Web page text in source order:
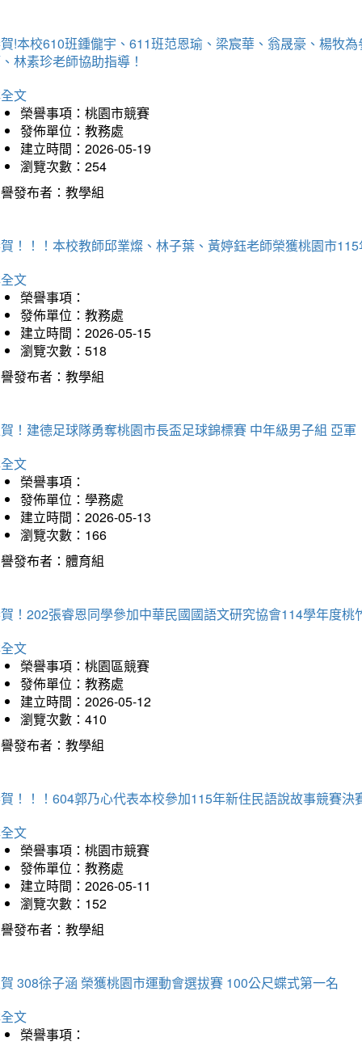
!本校610班鍾儱宇、611班范恩瑜、梁宸華、翁晟豪、楊牧
林素珍老師協助指導！
文
榮譽事項：桃園市競賽
發佈單位：教務處
建立時間：2026-05-19
瀏覽次數：254
發布者：教學組
！！！本校教師邱業燦、林子葉、黃婷鈺老師榮獲桃園市
文
榮譽事項：
發佈單位：教務處
建立時間：2026-05-15
瀏覽次數：518
發布者：教學組
！建德足球隊勇奪桃園市長盃足球錦標賽 中年級男子組 亞軍
文
榮譽事項：
發佈單位：學務處
建立時間：2026-05-13
瀏覽次數：166
發布者：體育組
！202張睿恩同學參加中華民國國語文研究協會114學年度
文
榮譽事項：桃園區競賽
發佈單位：教務處
建立時間：2026-05-12
瀏覽次數：410
發布者：教學組
！！！604郭乃心代表本校參加115年新住民語說故事競賽決
文
榮譽事項：桃園市競賽
發佈單位：教務處
建立時間：2026-05-11
瀏覽次數：152
發布者：教學組
308徐子涵 榮獲桃園市運動會選拔賽 100公尺蝶式第一名
文
榮譽事項：